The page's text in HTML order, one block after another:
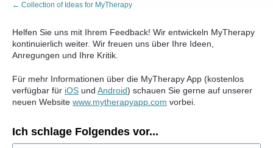
← Collection of Ideas for MyTherapy
Helfen Sie uns mit Ihrem Feedback! Wir entwickeln MyTherapy
kontinuierlich weiter. Wir freuen uns über Ihre Ideen,
Anregungen und Ihre Kritik.
Für mehr Informationen über die MyTherapy App (kostenlos
verfügbar für iOS und Android) schauen Sie gerne auf unserer
neuen Website www.mytherapyapp.com vorbei.
Ich schlage Folgendes vor...